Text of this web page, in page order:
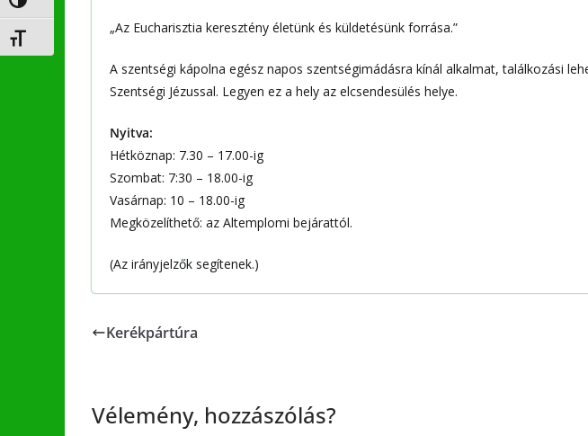
Betűméret váltása
„Az Eucharisztia keresztény életünk és küldetésünk forrása.”
A szentségi kápolna egész napos szentségimádásra kínál alkalmat, találkozási
Szentségi Jézussal. Legyen ez a hely az elcsendesülés helye.
Nyitva:
Hétköznap: 7.30 – 17.00-ig
Szombat: 7:30 – 18.00-ig
Vasárnap: 10 – 18.00-ig
Megközelíthető: az Altemplomi bejárattól.
(Az irányjelzők segítenek.)
Kerékpártúra
Vélemény, hozzászólás?